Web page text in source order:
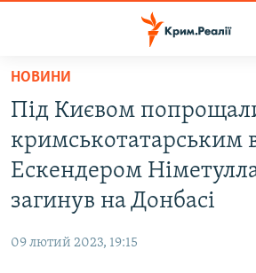
Перейти
основного
матеріалу
Перейти
до
основної
Перейти
ВОДА.КРИМ
ВІДЕО ТА ФОТО
НОВИНИ
Під Києвом
кримськотатарським
Ескендером
загинув на Донбасі
09 лютий 2023, 19:15